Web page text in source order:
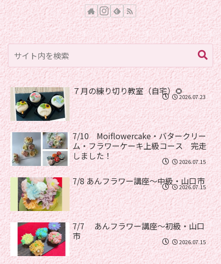
７月の練り切り教室（自宅）🌻2026.07.23
7/10 Moiflowercake・バタークリー
ム・フラワーケーキ上級コース 完走
しました！
2026.07.15
7/8 あんフラワー講座〜中級・山口市
2026.07.15
7/7 あんフラワー講座〜初級・山口
市
2026.07.15